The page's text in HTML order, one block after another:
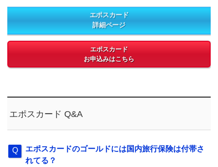
エポスカード
詳細ページ
エポスカード
お申込みはこちら
エポスカード Q&A
エポスカードのゴールドには国内旅行保険は付帯さ
れてる？